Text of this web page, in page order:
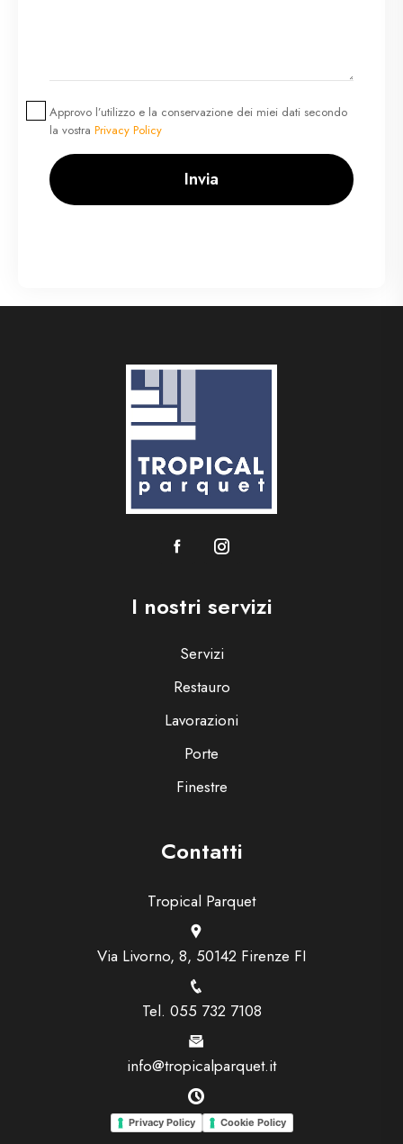
Approvo l’utilizzo e la conservazione dei miei dati secondo
la vostra Privacy Policy
Invia
I nostri servizi
Servizi
Restauro
Lavorazioni
Porte
Finestre
Contatti
Tropical Parquet
Via Livorno, 8, 50142 Firenze FI
Tel. 055 732 7108
info@tropicalparquet.it
Privacy Policy Cookie Policy